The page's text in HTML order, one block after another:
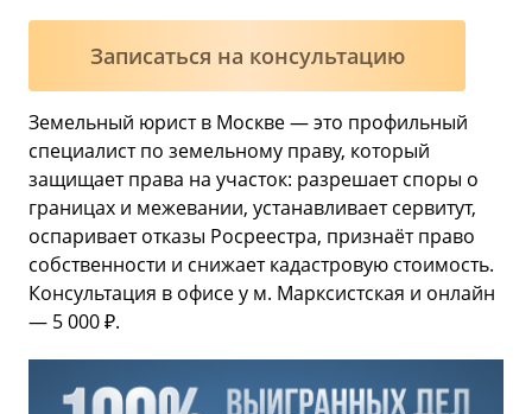
Записаться на консультацию
Земельный юрист в Москве — это профильный
специалист по земельному праву, который
защищает права на участок: разрешает споры о
границах и межевании, устанавливает сервитут,
оспаривает отказы Росреестра, признаёт право
собственности и снижает кадастровую стоимость.
Консультация в офисе у м. Марксистская и онлайн
— 5 000 ₽.